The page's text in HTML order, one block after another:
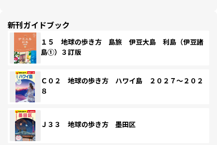
新刊ガイドブック
１５ 地球の歩き方 島旅 伊豆大島 利島（伊豆諸
島①）３訂版
Ｃ０２ 地球の歩き方 ハワイ島 ２０２７～２０２
８
Ｊ３３ 地球の歩き方 墨田区